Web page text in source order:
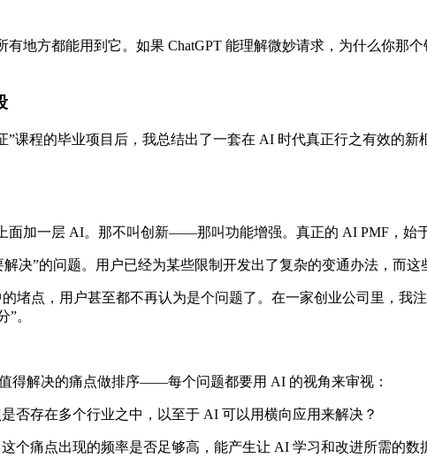
地方都能用到它。如果 ChatGPT 能理解微妙请求，为什么你那
课程的毕业项目后，我总结出了一套在 AI 时代真正行之有效的
加一层 AI。那不叫创新——那叫功能增强。真正的 AI PMF，始
决”的问题。用户已经为某些限制开发出了复杂的变通办法，而这
点，用户甚至都不再认为是个问题了。在一家创业公司里，我
。
得解决的痛点做排序——每个问题都要用 AI 的视角来审视：
否存在多个行业之中，以至于 AI 可以用横向应用来解决？
个痛点出现的频率是否足够高，能产生让 AI 学习和改进所需的数